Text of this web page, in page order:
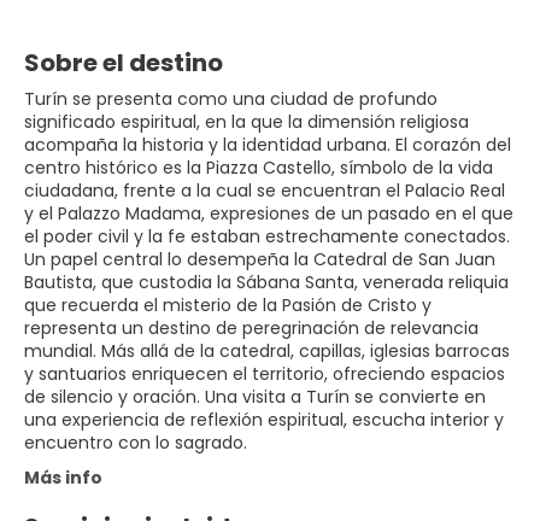
Sobre el destino
Turín se presenta como una ciudad de profundo
significado espiritual, en la que la dimensión religiosa
acompaña la historia y la identidad urbana. El corazón del
centro histórico es la Piazza Castello, símbolo de la vida
ciudadana, frente a la cual se encuentran el Palacio Real
y el Palazzo Madama, expresiones de un pasado en el que
el poder civil y la fe estaban estrechamente conectados.
Un papel central lo desempeña la Catedral de San Juan
Bautista, que custodia la Sábana Santa, venerada reliquia
que recuerda el misterio de la Pasión de Cristo y
representa un destino de peregrinación de relevancia
mundial. Más allá de la catedral, capillas, iglesias barrocas
y santuarios enriquecen el territorio, ofreciendo espacios
de silencio y oración. Una visita a Turín se convierte en
una experiencia de reflexión espiritual, escucha interior y
encuentro con lo sagrado.
Más info